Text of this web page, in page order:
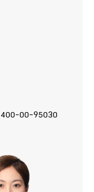
400-00-95030